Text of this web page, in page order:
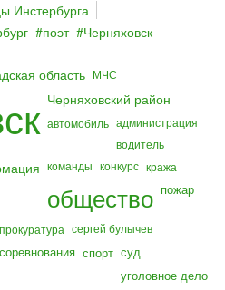
Инстербурга
поэт Черняховск
область МЧС
Черняховский район
автомобиль администрация
водитель
команды конкурс кража
общество пожар
прокуратура сергей булычев
соревнования спорт суд
уголовное дело